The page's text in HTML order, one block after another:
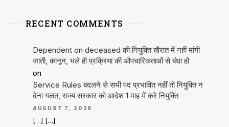
RECENT COMMENTS
Dependent on deceased की नियुक्ति खैरात में नहीं मांगी
जाती, कानून, भले ही प्रक्रिया की औपचारिकताओं से बंधा हो
on
Service Rules बदलने से सभी पद प्रभावित नहीं तो नियुक्ति न
देना गलत, राज्य सरकार को आदेश 1 माह में करे नियुक्ति
AUGUST 7, 2026
[…] […]